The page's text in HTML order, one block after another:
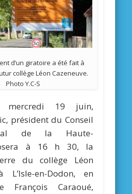
d’un giratoire a été fait à
collège Léon Cazeneuve.
Photo Y.C-S
mercredi 19 juin,
président du Conseil
de la Haute-
à 16 h 30, la
du collège Léon
L’Isle-en-Dodon, en
François Caraoué,